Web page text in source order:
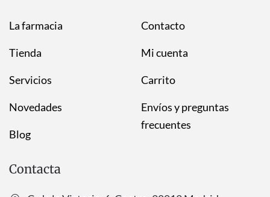
La farmacia
Tienda
Servicios
Novedades
Blog
Contacto
Mi cuenta
Carrito
Envíos y preguntas
frecuentes
Contacta